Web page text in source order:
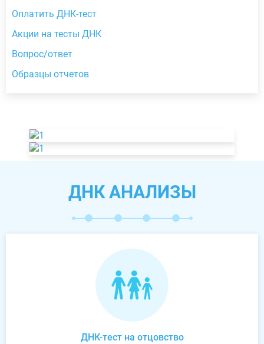
Оплатить ДНК-тест
Акции на тесты ДНК
Вопрос/ответ
Образцы отчетов
ДНК АНАЛИЗЫ
ДНК-тест на отцовство